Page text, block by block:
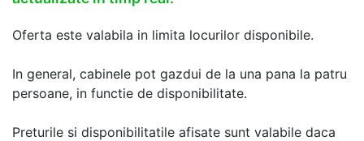
Oferta este valabila in limita locurilor disponibile.
In general, cabinele pot gazdui de la una pana la patru
persoane, in functie de disponibilitate.
Preturile si disponibilitatile afisate sunt valabile daca